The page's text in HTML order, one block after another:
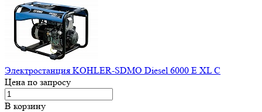
Электростанция KOHLER-SDMO Diesel 6000 E XL C
Цена по запросу
В корзину